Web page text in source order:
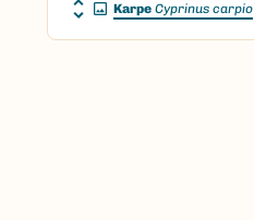
Karpe Cyprinus carpio